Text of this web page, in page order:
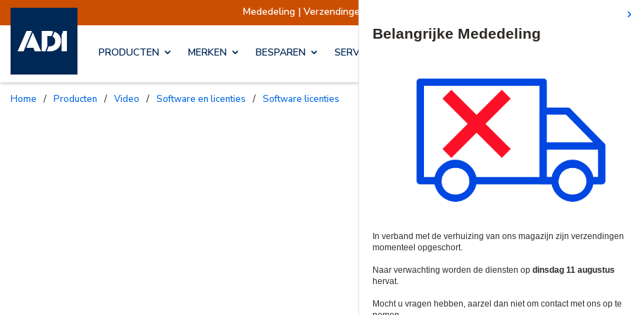
Mededeling | Verzendingen opgeschort Verzendingen worden op dinsdag 11
PRODUCTEN MERKEN BESPAREN SERVICES & OPLOSSINGEN
Home / Producten / Video / Software en licenties / Software licenties